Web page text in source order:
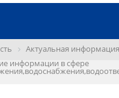
Актуальная информация
информации в сфере